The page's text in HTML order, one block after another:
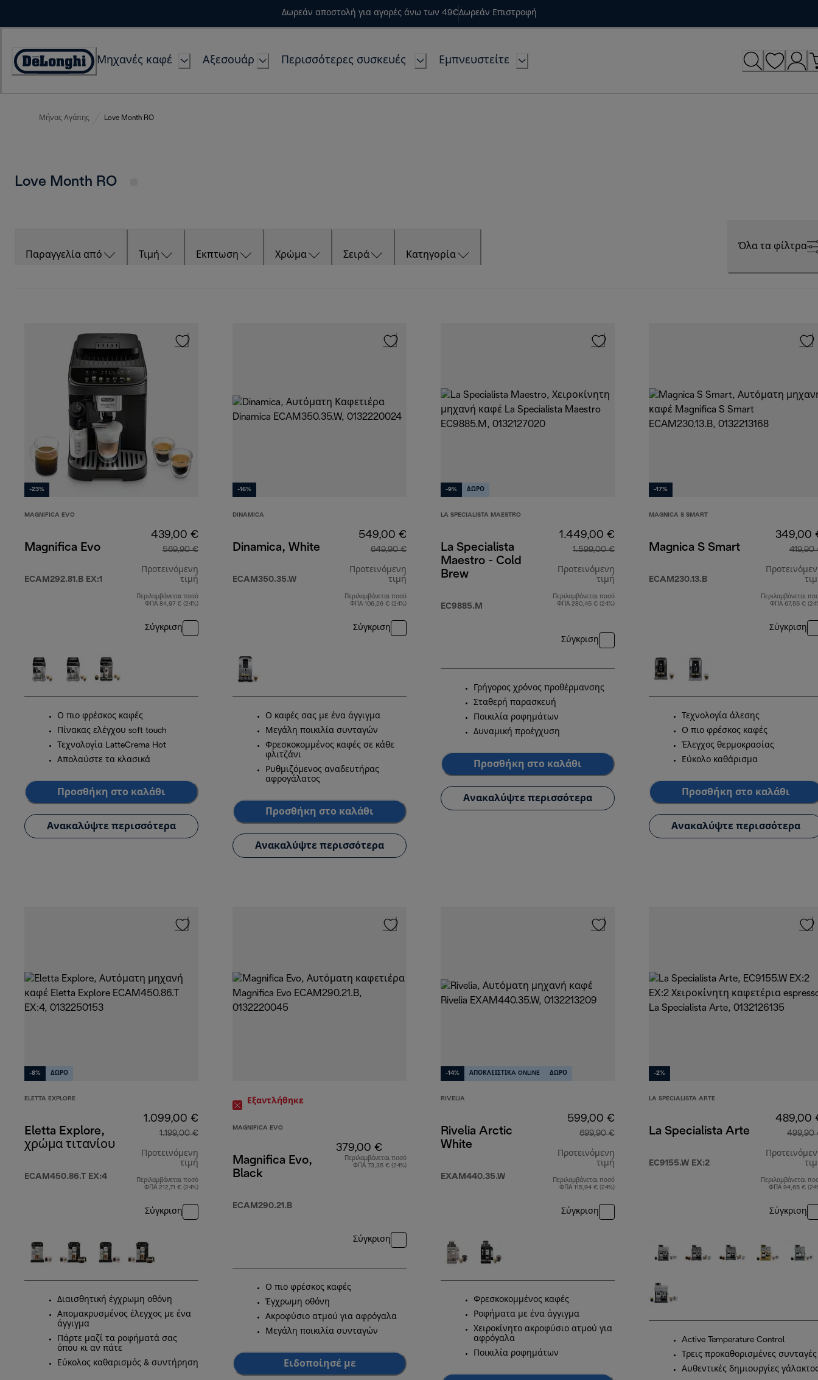
Δωρεάν αποστολή για αγορές άνω των 49€Δωρεάν Επιστροφή
Accessibility
Μηχανές καφέ Αξεσουάρ Περισσότερες συσκευές Εμπνευστείτε
Μήνας Αγάπης Love Month RO
Love Month RO
Παραγγελία από Τιμή Εκπτωση Χρώμα Σειρά Κατηγορία
Όλα τα φίλτρα
-23%
MAGNIFICA EVO
Magnifica Evo
ECAM292.81.B EX:1
439,00 €
569,90 €
Προτεινόμενη
τιμή
αρχική τιμή 569,90 €
Περιλαμβάνεται ποσό
ΦΠΑ 84,97 € (24%)
Σύγκριση
Ο πιο φρέσκος καφές
Πίνακας ελέγχου soft touch
Τεχνολογία LatteCrema Hot
Απολαύστε τα κλασικά
Προσθήκη στο καλάθι
Ανακαλύψτε περισσότερα
-16%
DINAMICA
Dinamica, White
ECAM350.35.W
549,00 €
649,90 €
Προτεινόμενη
τιμή
αρχική τιμή 649,90 €
Περιλαμβάνεται ποσό
ΦΠΑ 106,26 € (24%)
Σύγκριση
Ο καφές σας με ένα άγγιγμα
Μεγάλη ποικιλία συνταγών
Φρεσκοκομμένος καφές σε κάθε
φλιτζάνι
Ρυθμιζόμενος αναδευτήρας
αφρογάλατος
Προσθήκη στο καλάθι
Ανακαλύψτε περισσότερα
-9% ΔΩΡΟ
LA SPECIALISTA MAESTRO
La Specialista
Maestro - Cold
Brew
EC9885.M
1.449,00 €
1.599,00 €
Προτεινόμενη
τιμή
αρχική τιμή 1.599,00 €
Περιλαμβάνεται ποσό
ΦΠΑ 280,45 € (24%)
Σύγκριση
Γρήγορος χρόνος προθέρμανσης
Σταθερή παρασκευή
Ποικιλία ροφημάτων
Δυναμική προέγχυση
Προσθήκη στο καλάθι
Ανακαλύψτε περισσότερα
-17%
MAGNICA S SMART
Magnica S Smart
ECAM230.13.B
349,00
419,90
Περιλαμβάνεται
ΦΠΑ 67,55 €
Σύγκριση
Τεχνολογία άλεσης
Ο πιο φρέσκος καφές
Έλεγχος θερμοκρασίας
Εύκολο καθάρισμα
Προσθήκη στο καλάθι
Ανακαλύψτε περισσότερα
-8% ΔΩΡΟ
ELETTA EXPLORE
Eletta Explore,
χρώμα τιτανίου
ECAM450.86.T EX:4
1.099,00 €
1.199,00 €
Προτεινόμενη
τιμή
αρχική τιμή 1.199,00 €
Περιλαμβάνεται ποσό
ΦΠΑ 212,71 € (24%)
Σύγκριση
Διαισθητική έγχρωμη οθόνη
Απομακρυσμένος έλεγχος με ένα
άγγιγμα
Πάρτε μαζί τα ροφήματά σας
όπου κι αν πάτε
Εύκολος καθαρισμός & συντήρηση
Εξαντλήθηκε
MAGNIFICA EVO
Magnifica Evo,
Black
ECAM290.21.B
379,00 €
Περιλαμβάνεται ποσό
ΦΠΑ 73,35 € (24%)
Σύγκριση
Ο πιο φρέσκος καφές
Έγχρωμη οθόνη
Ακροφύσιο ατμού για αφρόγαλα
Μεγάλη ποικιλία συνταγών
Ειδοποίησέ με
-14% ΑΠΟΚΛΕΙΣΤΙΚA ONLINE ΔΩΡΟ
RIVELIA
Rivelia Arctic
White
EXAM440.35.W
599,00 €
699,90 €
Προτεινόμενη
τιμή
αρχική τιμή 699,90 €
Περιλαμβάνεται ποσό
ΦΠΑ 115,94 € (24%)
Σύγκριση
Φρεσκοκομμένος καφές
Ροφήματα με ένα άγγιγμα
Χειροκίνητο ακροφύσιο ατμού για
αφρόγαλα
Ποικιλία ροφημάτων
-2%
LA SPECIALISTA ARTE
La Specialista Arte
EC9155.W EX:2
489,00
499,90
Περιλαμβάνεται
ΦΠΑ 94,65 €
Σύγκριση
Active Temperature Control
Τρεις προκαθορισμένες συνταγές
Αυθεντικές δημιουργίες